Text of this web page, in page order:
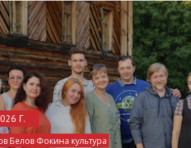
Г.
Белов Фокина культура